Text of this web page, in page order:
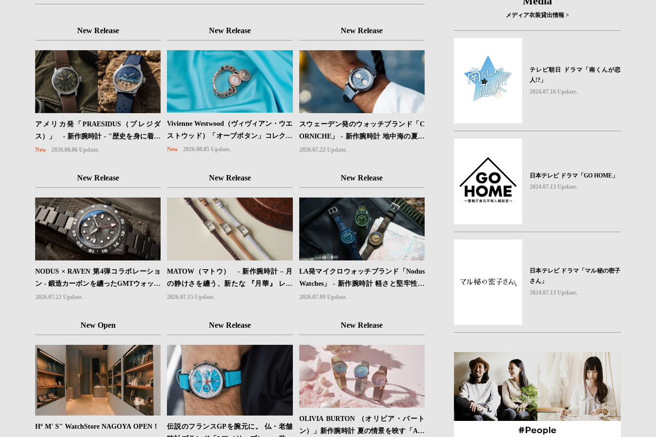
New Release
アメリカ発「PRAESIDUS（プレジダ
ス）」 - 新作腕時計 - "歴史を身に着け
る“ -戦場を駆け抜けたWillys MBのボン
New 2026.08.06 Update.
New Release
Vivienne Westwood（ヴィヴィアン・ウエ
ストウッド）「オーブボタン」コレクシ
ョンに、⽇本限定カラーのローズゴール
New 2026.08.05 Update.
New Release
スウェーデン発のウォッチブランド「C
ORNICHE」 - 新作腕時計 地中海の夏を
映す、爽やかなブルーダイヤル「Heritag
2026.07.22 Update.
New Release
NODUS × RAVEN 第4弾コラボレーショ
ン - 鍛造カーボンを纏ったGMTウォッチ
「TRAILTREKKER CARBON」が登場
2026.07.22 Update.
New Release
MATOW（マトウ） - 新作腕時計 – 月
の静けさを纏う、新たな 『月華』 レザ
ーモデル４型登場。
2026.07.15 Update.
New Release
LA発マイクロウォッチブランド「Nodus
Watches」 - 新作腕時計 軽さと堅牢性を
両立したフィールドウォッチ「Sector II
2026.07.09 Update.
New Open
Hº M' S" WatchStore NAGOYA OPEN！
New Release
伝説のフランスGPを腕元に。 仏・老舗
New Release
OLIVIA BURTON （オリビア・バート
ン）」新作腕時計 夏の情景を映す「Azu
メディア衣装貸出情報 >
テレビ朝日 ドラマ「南くんが恋
人!?」
2024.07.16 Update.
日本テレビ ドラマ「GO HOME」
2024.07.13 Update.
日本テレビ ドラマ「マル秘の密子
さん」
2024.07.13 Update.